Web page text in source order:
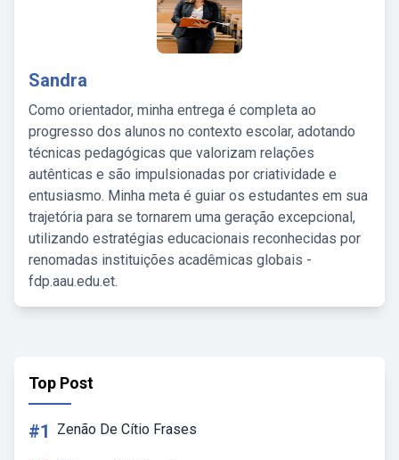
Sandra
Como orientador, minha entrega é completa ao
progresso dos alunos no contexto escolar, adotando
técnicas pedagógicas que valorizam relações
autênticas e são impulsionadas por criatividade e
entusiasmo. Minha meta é guiar os estudantes em sua
trajetória para se tornarem uma geração excepcional,
utilizando estratégias educacionais reconhecidas por
renomadas instituições acadêmicas globais -
fdp.aau.edu.et.
Top Post
#1 Zenão De Cítio Frases